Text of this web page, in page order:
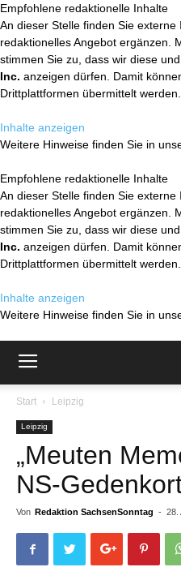
Empfohlene redaktionelle Inhalte
An dieser Stelle finden Sie externe
redaktionelles Angebot ergänzen.
stimmen Sie zu, dass wir diese
Inc. anzeigen dürfen. Damit
Drittplattformen übermittelt werden.
Inhalte anzeigen
Weitere Hinweise finden Sie in
Empfohlene redaktionelle Inhalte
An dieser Stelle finden Sie externe
redaktionelles Angebot ergänzen.
stimmen Sie zu, dass wir diese
Inc. anzeigen dürfen. Damit
Drittplattformen übermittelt werden.
Inhalte anzeigen
Weitere Hinweise finden Sie in
Start Leipzig
Leipzig
„Meuten
NS-
Von Redaktion SachsenSonntag - 28.